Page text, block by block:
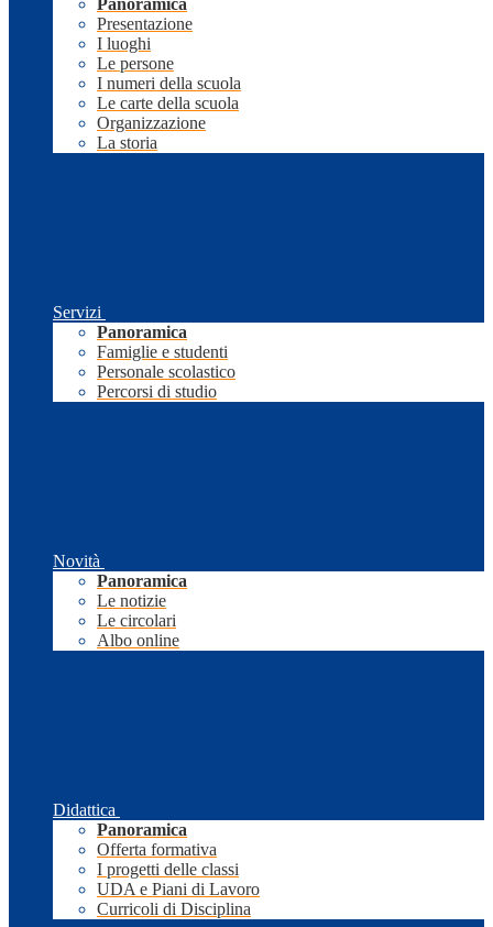
Panoramica
Presentazione
I luoghi
Le persone
I numeri della scuola
Le carte della scuola
Organizzazione
La storia
Servizi
Panoramica
Famiglie e studenti
Personale scolastico
Percorsi di studio
Novità
Panoramica
Le notizie
Le circolari
Albo online
Didattica
Panoramica
Offerta formativa
I progetti delle classi
UDA e Piani di Lavoro
Curricoli di Disciplina